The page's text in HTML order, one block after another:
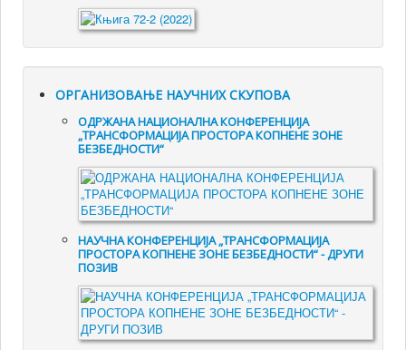
ОРГАНИЗОВАЊЕ НАУЧНИХ СКУПОВА
ОДРЖАНА НАЦИОНАЛНА КОНФЕРЕНЦИЈА
„ТРАНСФОРМАЦИЈА ПРОСТОРА КОПНЕНЕ ЗОНЕ
БЕЗБЕДНОСТИ“
НАУЧНА КОНФЕРЕНЦИЈА „ТРАНСФОРМАЦИЈА
ПРОСТОРА КОПНЕНЕ ЗОНЕ БЕЗБЕДНОСТИ“ - ДРУГИ
ПОЗИВ